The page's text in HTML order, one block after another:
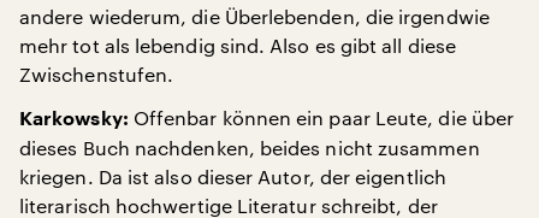
andere wiederum, die Überlebenden, die irgendwie
mehr tot als lebendig sind. Also es gibt all diese
Zwischenstufen.
Karkowsky: Offenbar können ein paar Leute, die über
dieses Buch nachdenken, beides nicht zusammen
kriegen. Da ist also dieser Autor, der eigentlich
literarisch hochwertige Literatur schreibt, der